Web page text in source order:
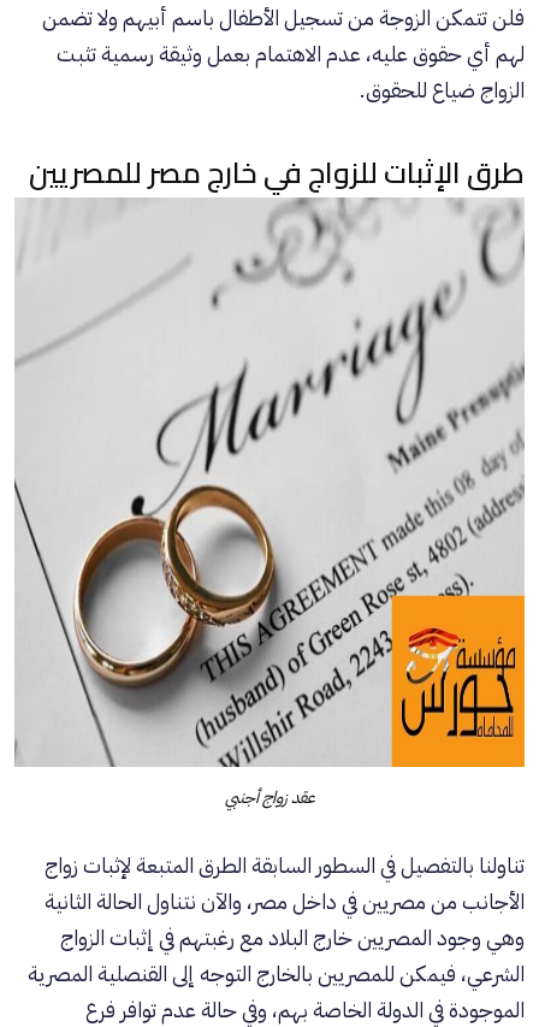
فلن تتمكن الزوجة من تسجيل الأطفال باسم أبيهم ولا تضمن
لهم أي حقوق عليه، عدم الاهتمام بعمل وثيقة رسمية تثبت
الزواج ضياع للحقوق.
طرق الإثبات للزواج في خارج مصر للمصريين
عقد زواج أجنبي
تناولنا بالتفصيل في السطور السابقة الطرق المتبعة لإثبات زواج
الأجانب من مصريين في داخل مصر، والآن نتناول الحالة الثانية
وهي وجود المصريين خارج البلاد مع رغبتهم في إثبات الزواج
الشرعي، فيمكن للمصريين بالخارج التوجه إلى القنصلية المصرية
الموجودة في الدولة الخاصة بهم، وفي حالة عدم توافر فرع